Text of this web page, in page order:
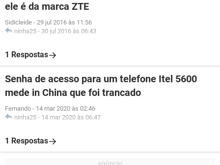
ele é da marca ZTE
Sidicleide - 29 jul 2016 às 11:56
ninha25 - 30 jul 2016 às 06:43
1 Respostas
Senha de acesso para um telefone Itel 5600
mede in China que foi trancado
Fernando - 14 mar 2020 às 02:46
ninha25 - 14 mar 2020 às 06:47
1 Respostas